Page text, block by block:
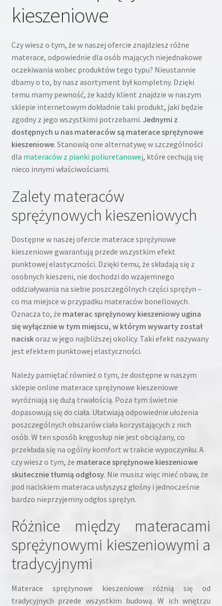
Moje konto
Koszyk
Blog
Kontakt
O nas
kieszeniowe
Czy wiesz o tym, że w naszej ofercie znajdziesz różne
materace, odpowiednie dla osób mających niejednakowe
oczekiwania wobec produktów tego typu? Nieustannie
dbamy o to, by nasz asortyment był kompletny. Dzięki
temu mamy pewność, że każdy klient znajdzie w naszym
sklepie internetowym dokładnie taki produkt, jaki będzie
zgodny z jego wszystkimi potrzebami. Jednymi z
dostępnych u nas materaców są materace sprężynowe
kieszeniowe. Stanowią one alternatywę w szczególności
dla materaców z pianki poliuretanowej, które cechują się
nieco innymi właściwościami.
Zalety materaców
sprężynowych kieszeniowych
Dostępne w naszej ofercie materace sprężynowe
kieszeniowe gwarantują przede wszystkim efekt
punktowej elastyczności. Dzięki temu, że składają się z
osobnych kieszeni, nie dochodzi do wzajemnego
oddziaływania na siebie poszczególnych części sprężyn –
co ma miejsce w przypadku materaców bonellowych.
Oznacza to, że materac sprężynowy kieszeniowy ugina
się wyłącznie w tym miejscu, w którym wywarty został
naciskoraz w jego najbliższej okolicy. Taki efekt nazywany
jest efektem punktowej elastyczności.
Należy pamiętać również o tym, że dostępne w naszym
sklepie online materace sprężynowe kieszeniowe
wyróżniają się dużą trwałością. Poza tym świetnie
dopasowują się do ciała. Ułatwiają odpowiednie ułożenia
poszczególnych obszarów ciała korzystających z nich
osób. W ten sposób kręgosłup nie jest obciążany, co
przekłada się na ogólny komfort w trakcie wypoczynku. A
czy wiesz o tym, że materace sprężynowe kieszeniowe
skutecznie tłumią odgłosy. Nie musisz więc mieć obaw, że
pod naciskiem materaca usłyszysz głośny i jednocześnie
bardzo nieprzyjemny odgłos sprężyn.
Różnice między materacami
sprężynowymi kieszeniowymi a
tradycyjnymi
Materace sprężynowe kieszeniowe różnią się od
tradycyjnych przede wszystkim budową. W ich wnętrzu